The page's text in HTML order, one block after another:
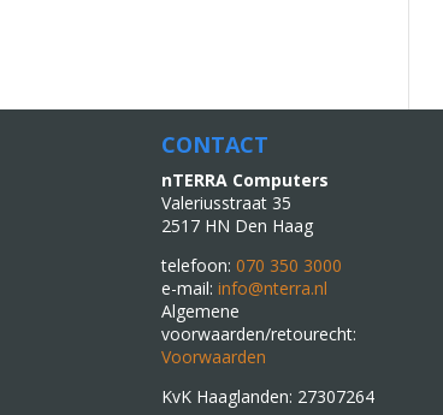
CONTACT
nTERRA Computers
Valeriusstraat 35
2517 HN Den Haag
telefoon:070 350 3000
e-mail:info@nterra.nl
Algemene
voorwaarden/retourecht:
Voorwaarden
KvK Haaglanden: 27307264